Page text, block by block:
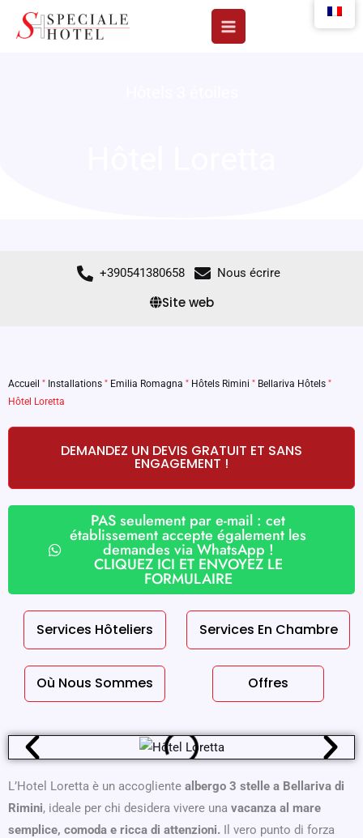
+390541380658 Nous écrire
Site web
Accueil " Installations " Emilia Romagna " Hôtels Rimini " Bellariva Hôtels "
Hôtel Loretta
DEMANDEZ UN DEVIS GRATUIT ET SANS
ENGAGEMENT !
PAS seulement par e-mail : cet
établissement accepte également les
demandes via WhatsApp !
CLIQUEZ ICI ET ENVOYEZ LE
FORMULAIRE
Services Hôteliers Services En Chambre
Où Nous Sommes Offres
L’Hotel Loretta è un accogliente albergo 3 stelle a Bellariva di
Rimini, ideale per chi desidera vivere una vacanza al mare
semplice, comoda e ricca di attenzioni. Il vero punto di forza